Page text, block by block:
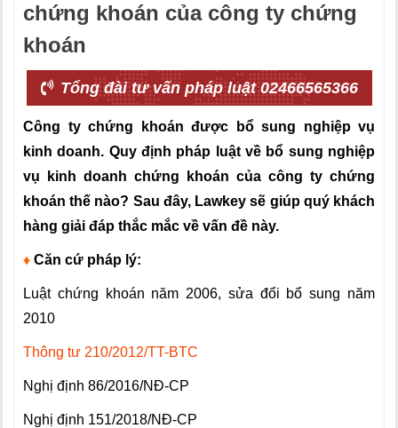
chứng khoán của công ty chứng
khoán
Tổng đài tư vấn pháp luật 02466565366
Công ty chứng khoán được bổ sung nghiệp vụ
kinh doanh. Quy định pháp luật về bổ sung nghiệp
vụ kinh doanh chứng khoán của công ty chứng
khoán thế nào? Sau đây, Lawkey sẽ giúp quý khách
hàng giải đáp thắc mắc về vấn đề này.
♦ Căn cứ pháp lý:
Luật chứng khoán năm 2006, sửa đổi bổ sung năm
2010
Thông tư 210/2012/TT-BTC
Nghị định 86/2016/NĐ-CP
Nghị định 151/2018/NĐ-CP